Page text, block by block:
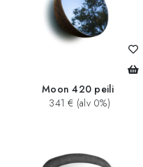
Moon 420 peili
341 € (alv 0%)